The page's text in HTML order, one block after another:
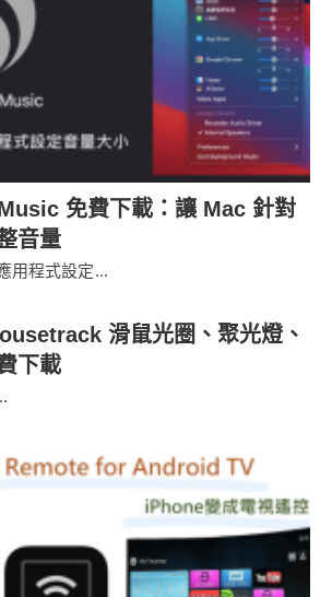
免費下載：讓 Mac 針對
音量
用程式設定...
滑鼠光圈、聚光燈、
下載